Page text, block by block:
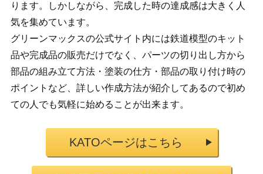
ります。しかしながら、完成した時の達成感は大きく人
気を集めています。
グリーンマックスの公式サイト内には鉄道模型のキット
品や完成品の販売だけでなく、パーツの切り出し方から
部品の組み立て方法・塗装の仕方・部品の取り付け時の
ポイントなど、詳しい作成方法が紹介してあるので初め
ての人でも気軽に始めることが出来ます。
KATOページはこちら